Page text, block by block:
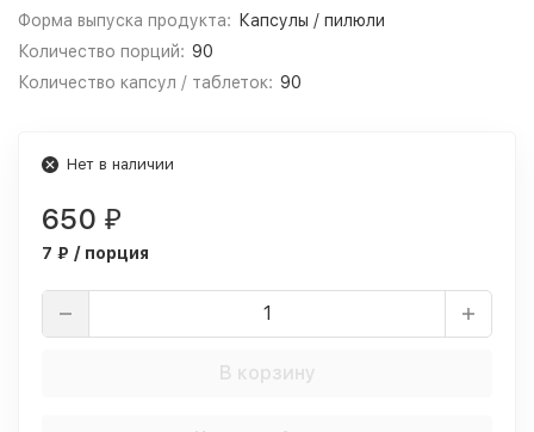
Форма выпуска продукта:
Капсулы / пилюли
Количество порций: 90
Количество капсул / таблеток: 90
Нет в наличии
650 ₽
7 ₽ / порция
В корзину